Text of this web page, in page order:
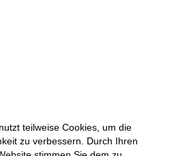
teilweise Cookies, um die
zu verbessern. Durch Ihren